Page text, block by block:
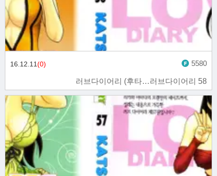
러브다이어리 (후타…러브다이어리 58
16.12.11(0) 5580